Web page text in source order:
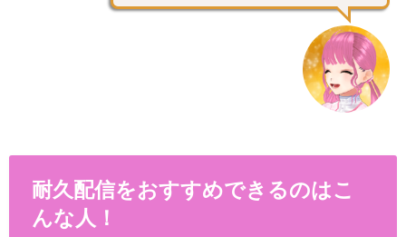
耐久配信をおすすめできるのはこ
んな人！